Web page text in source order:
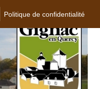
Politique de confidentialité